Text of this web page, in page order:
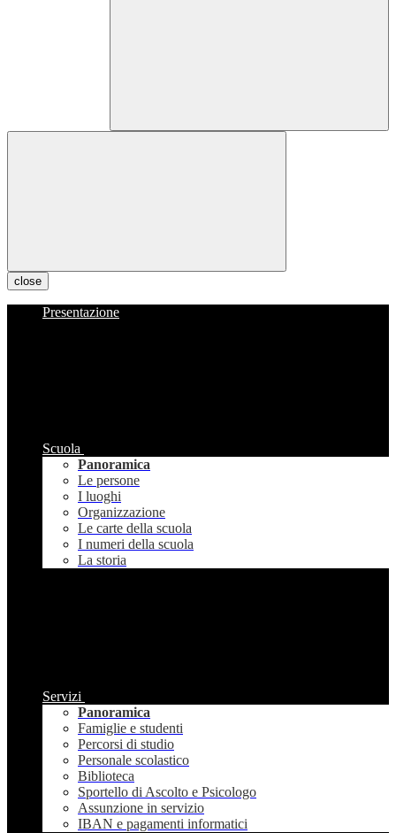
close
Presentazione
Scuola
Panoramica
Le persone
I luoghi
Organizzazione
Le carte della scuola
I numeri della scuola
La storia
Servizi
Panoramica
Famiglie e studenti
Percorsi di studio
Personale scolastico
Biblioteca
Sportello di Ascolto e Psicologo
Assunzione in servizio
IBAN e pagamenti informatici